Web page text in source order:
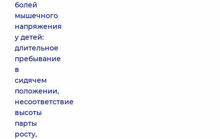
болей
мышечного
напряжения
у детей:
длительное
пребывание
в
сидячем
положении,
несоответствие
высоты
парты
росту,